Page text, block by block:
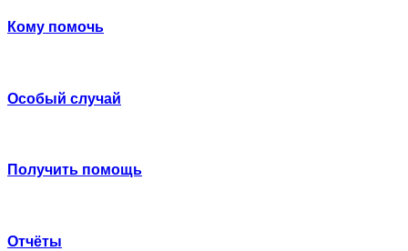
Кому помочь
Особый случай
Получить помощь
Отчёты